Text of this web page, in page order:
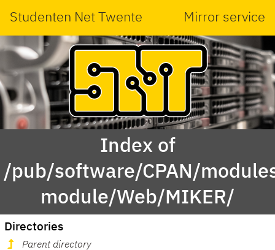
Studenten Net Twente Mirror service
Index of
/pub/software/CPAN/
module/Web/MIKER/
Directories
Parent directory